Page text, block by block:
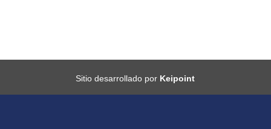
Sitio desarrollado por Keipoint